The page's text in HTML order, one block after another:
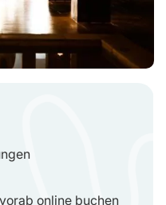
online buchen